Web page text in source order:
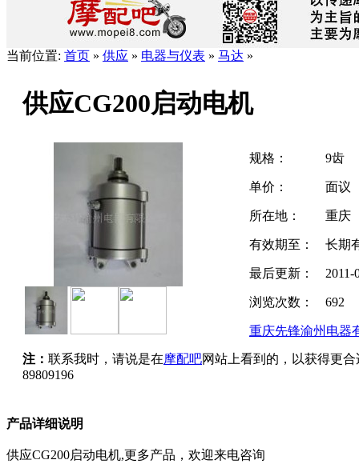
当前位置: 首页 » 供应 » 电器与仪表 » 马达 »
供应CG200启动电机
规格： 9齿
单价： 面议
所在地： 重庆
有效期至： 长期
最后更新： 2011-
浏览次数： 692
重庆先锋渝州电器
注： 联系我时，请说是在摩配吧网站上看到的，以获得更
89809196
产品详细说明
供应CG200启动电机,更多产品，欢迎来电咨询